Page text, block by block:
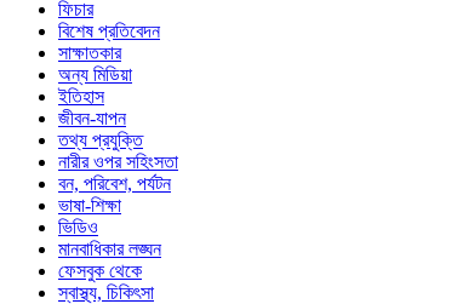
ফিচার
বিশেষ প্রতিবেদন
সাক্ষাতকার
অন্য মিডিয়া
ইতিহাস
জীবন-যাপন
তথ্য প্রযুক্তি
নারীর ওপর সহিংসতা
বন, পরিবেশ, পর্যটন
ভাষা-শিক্ষা
ভিডিও
মানবাধিকার লঙ্ঘন
ফেসবুক থেকে
স্বাস্থ্য, চিকিৎসা